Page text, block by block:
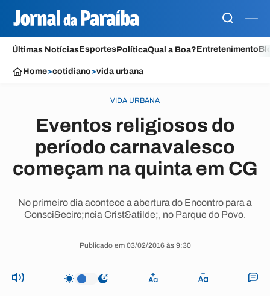
Últimas NotíciasEsportesPolíticaQual a Boa?Entretenimento
Home>cotidiano>vida urbana
VIDA URBANA
Eventos religiosos do
período carnavalesco
começam na quinta em CG
No primeiro dia acontece a abertura do Encontro para a
Consci&ecirc;ncia Crist&atilde;, no Parque do Povo.
Publicado em 03/02/2016 às 9:30